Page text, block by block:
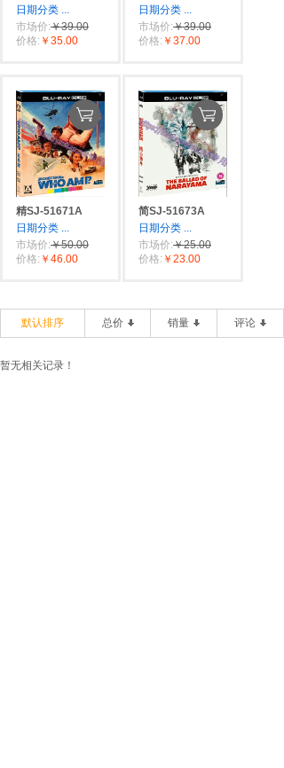
日期分类 ...
市场价:￥39.00
价格: ￥35.00
日期分类 ...
市场价:￥39.00
价格: ￥37.00
精SJ-51671A
日期分类 ...
市场价:￥50.00
价格: ￥46.00
简SJ-51673A
日期分类 ...
市场价:￥25.00
价格: ￥23.00
默认排序 总价 销量 评论
暂无相关记录！